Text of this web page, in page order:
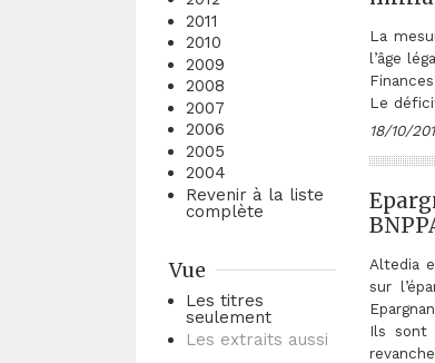
2011
2010
2009
2008
2007
2006
2005
2004
Revenir à la liste
complète
Vue
Les titres
seulement
Les extraits aussi
La
l’âge
Le
18/10/
Altedia
sur
Ils sont